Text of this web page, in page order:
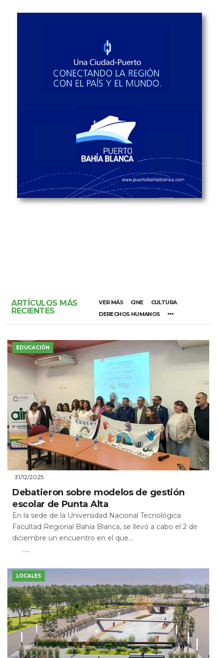
ARTÍCULOS MÁS
RECIENTES
VER MÁS CINE
CULTURA
DERECHOS HUMANOS
EDUCACIÓN
31/12/2025
Debatieron sobre modelos de gestión
escolar de Punta Alta
En la sede de la Universidad Nacional Tecnológica
Facultad Regional Bahía Blanca, se llevó a cabo el 2 de
diciembre un encuentro en el que...
Leer Más
LOCALES